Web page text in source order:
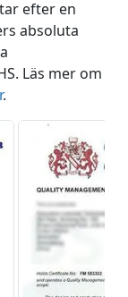
efter en
absoluta
Läs mer om
.